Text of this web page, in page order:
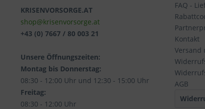
KRISENVORSORGE.AT
shop@krisenvorsorge.at
+43 (0) 7667 / 80 003 21
Unsere Öffnungszeiten:
Montag bis Donnerstag:
08:30 - 12:00 Uhr und 12:30 - 15:00 Uhr
Freitag:
08:30 - 12:00 Uhr
FAQ -
Kontakt
Versand
AGB